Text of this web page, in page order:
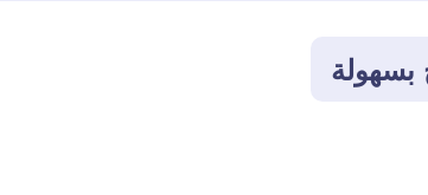
بسهولة